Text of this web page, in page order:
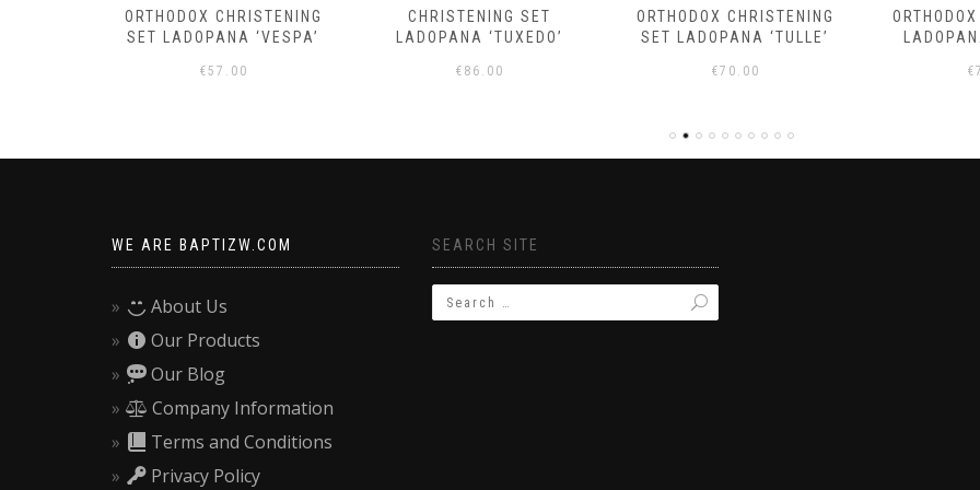
CHRISTENING SET
LADOPANA ‘TUXEDO’
€86.00
ORTHODOX CHRISTENING
SET LADOPANA ‘TULLE’
€ 70.00
ORTHODOX CHRISTENING
LADOPANA SET ‘FISH’
€75.00
LADOPANA
€
WE ARE BAPTIZW.COM
About Us
Our Products
Our Blog
Company Information
Terms and Conditions
Privacy Policy
SEARCH SITE